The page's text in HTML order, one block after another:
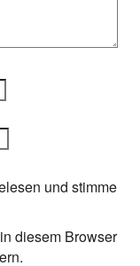
und stimme
diesem Browser